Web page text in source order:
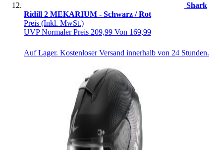
Shark
Ridill 2 MEKARIUM - Schwarz / Rot
Preis (Inkl. MwSt.)
UVPNormaler Preis 209,99 Von 169,99
Auf Lager. Kostenloser Versand innerhalb von 24 Stunden.